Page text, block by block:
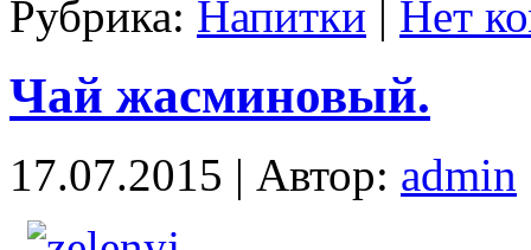
Рубрика: Напитки | Нет
Чай жасминовый.
17.07.2015 | Автор: admin